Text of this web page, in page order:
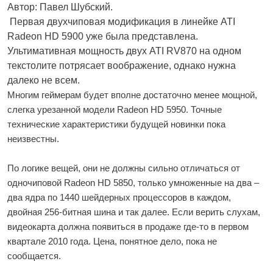
Автор: Павел Шубский.
Первая двухчиповая модификация в линейке ATI
Radeon HD 5900 уже была представлена.
Ультимативная мощность двух ATI RV870 на одном
текстолите потрясает воображение, однако нужна
далеко не всем.
Многим геймерам будет вполне достаточно менее мощной,
слегка урезанной модели Radeon HD 5950. Точные
технические характеристики будущей новинки пока
неизвестны.
По логике вещей, они не должны сильно отличаться от
одночиповой Radeon HD 5850, только умноженные на два –
два ядра по 1440 шейдерных процессоров в каждом,
двойная 256-битная шина и так далее. Если верить слухам,
видеокарта должна появиться в продаже где-то в первом
квартале 2010 года. Цена, понятное дело, пока не
сообщается.